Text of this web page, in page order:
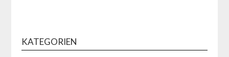
KATEGORIEN